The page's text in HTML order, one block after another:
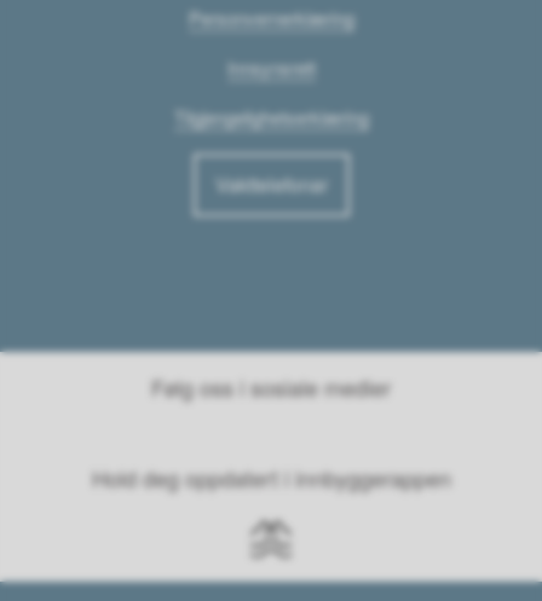
Personvernerklæring
Innsynsrett
Tilgjengelighetserklæring
Vakttelefonar
Følg oss i sosiale medier
Hold deg oppdatert i innbyggerappen